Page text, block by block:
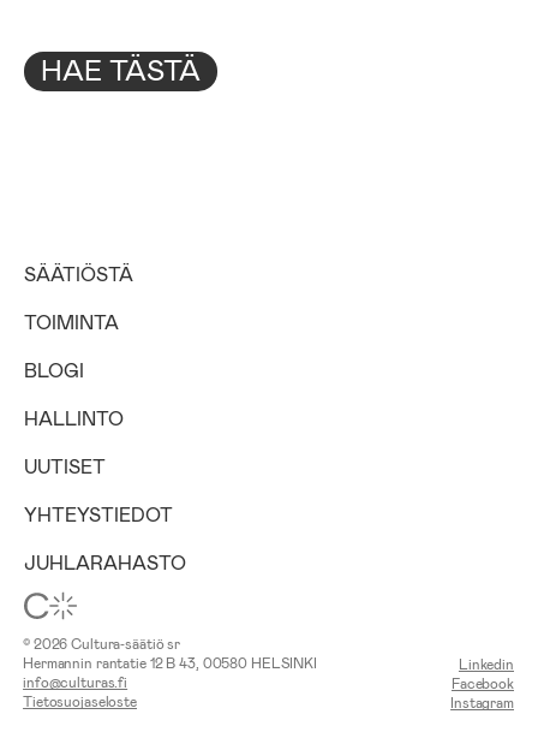
HAE TÄSTÄ
SÄÄTIÖSTÄ
TOIMINTA
BLOGI
HALLINTO
UUTISET
YHTEYSTIEDOT
JUHLARAHASTO
© 2026 Cultura‑säätiö sr
Hermannin rantatie 12 B 43, 00580 HELSINKI
info@culturas.fi
Tietosuojaseloste
Linkedin
Facebook
Instagram